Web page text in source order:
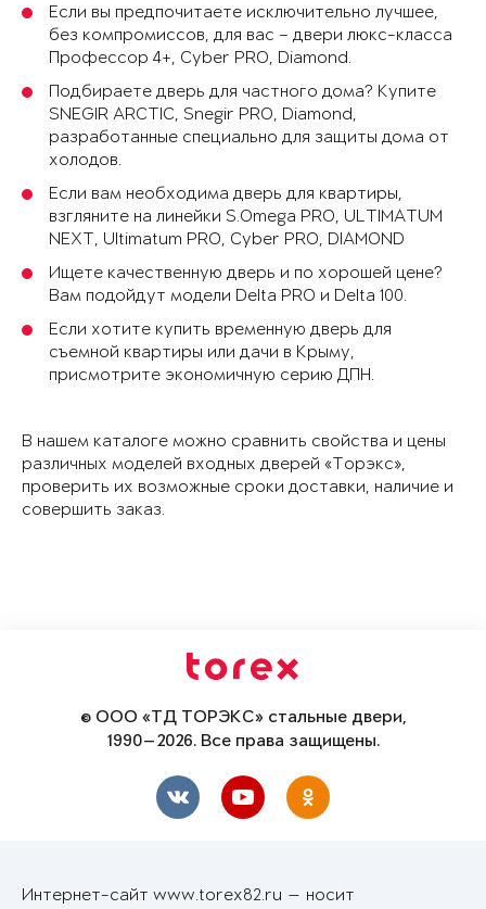
Если вы предпочитаете исключительно лучшее,
без компромиссов, для вас – двери люкс-класса
Профессор 4+, Cyber PRO, Diamond.
Подбираете дверь для частного дома? Купите
SNEGIR ARCTIC, Snegir PRO, Diamond,
разработанные специально для защиты дома от
холодов.
Если вам необходима дверь для квартиры,
взгляните на линейки S.Omega PRO, ULTIMATUM
NEXT, Ultimatum PRO, Cyber PRO, DIAMOND
Ищете качественную дверь и по хорошей цене?
Вам подойдут модели Delta PRO и Delta 100.
Если хотите купить временную дверь для
съемной квартиры или дачи в Крыму,
присмотрите экономичную серию ДПН.
В нашем каталоге можно сравнить свойства и цены
различных моделей входных дверей «Торэкс»,
проверить их возможные сроки доставки, наличие и
совершить заказ.
© ООО «ТД ТОРЭКС» стальные двери,
1990—2026. Все права защищены.
Интернет-сайт www.torex82.ru — носит